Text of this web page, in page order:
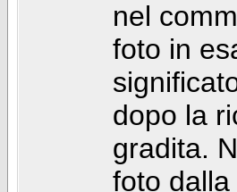
nel
foto in
dopo la
gradita.
foto